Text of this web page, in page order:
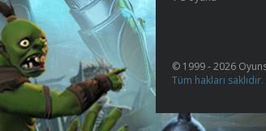
© 1999 - 2026
Tüm hakları saklıdır.